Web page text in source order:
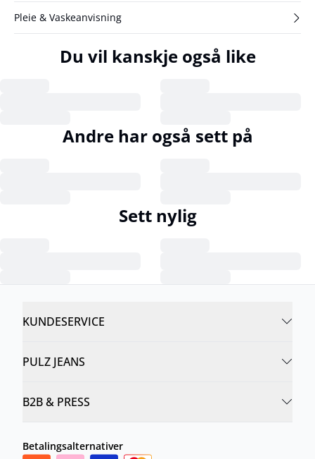
Pleie & Vaskeanvisning
Du vil kanskje også like
Andre har også sett på
Sett nylig
KUNDESERVICE
PULZ JEANS
B2B & PRESS
Betalingsalternativer